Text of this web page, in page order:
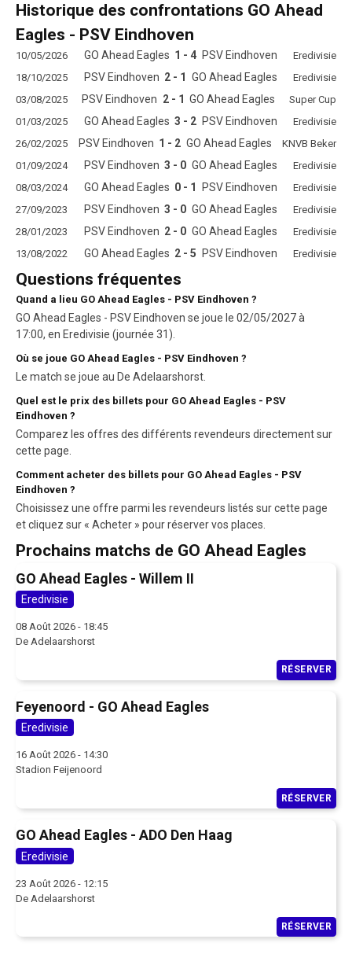
Historique des confrontations GO Ahead
Eagles - PSV Eindhoven
10/05/2026 GO Ahead Eagles 1 - 4 PSV Eindhoven
Eredivisie
18/10/2025
PSV Eindhoven 2 - 1 GO Ahead Eagles
Eredivisie
03/08/2025
PSV Eindhoven 2 - 1 GO Ahead Eagles
Super Cup
01/03/2025
GO Ahead Eagles 3 - 2 PSV Eindhoven
Eredivisie
26/02/2025
PSV Eindhoven 1 - 2 GO Ahead Eagles
KNVB Beker
01/09/2024
PSV Eindhoven 3 - 0 GO Ahead Eagles
Eredivisie
08/03/2024
GO Ahead Eagles 0 - 1 PSV Eindhoven
Eredivisie
27/09/2023
PSV Eindhoven 3 - 0 GO Ahead Eagles
Eredivisie
28/01/2023
PSV Eindhoven 2 - 0 GO Ahead Eagles
Eredivisie
13/08/2022
GO Ahead Eagles 2 - 5 PSV Eindhoven Eredivisie
Questions fréquentes
Quand a lieu GO Ahead Eagles - PSV Eindhoven ?
GO Ahead Eagles - PSV Eindhoven se joue le 02/05/2027 à
17:00, en Eredivisie (journée 31).
Où se joue GO Ahead Eagles - PSV Eindhoven ?
Le match se joue au De Adelaarshorst.
Quel est le prix des billets pour GO Ahead Eagles - PSV
Eindhoven ?
Comparez les offres des différents revendeurs directement sur
cette page.
Comment acheter des billets pour GO Ahead Eagles - PSV
Eindhoven ?
Choisissez une offre parmi les revendeurs listés sur cette page
et cliquez sur « Acheter » pour réserver vos places.
Prochains matchs de GO Ahead Eagles
GO Ahead Eagles - Willem II
Eredivisie
08 Août 2026 - 18:45
De Adelaarshorst
RÉSERVER
Feyenoord - GO Ahead Eagles
Eredivisie
16 Août 2026 - 14:30
Stadion Feijenoord
RÉSERVER
GO Ahead Eagles - ADO Den Haag
Eredivisie
23 Août 2026 - 12:15
De Adelaarshorst
RÉSERVER